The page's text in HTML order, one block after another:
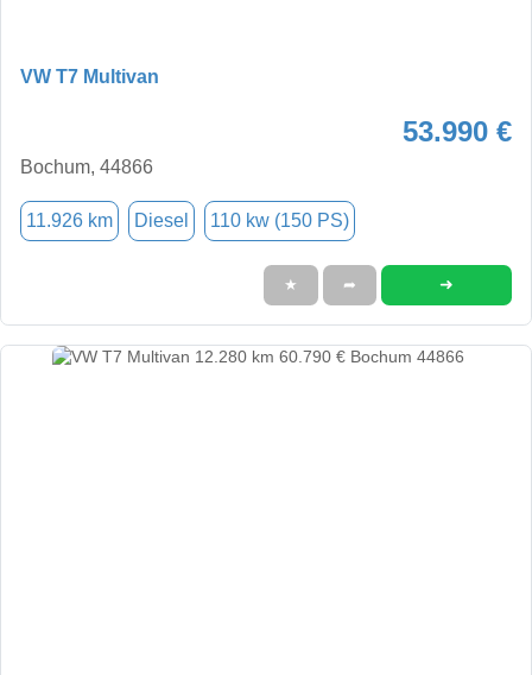
VW T7 Multivan
53.990 €
Bochum, 44866
11.926 km Diesel 110 kw (150 PS)
★ ➦ ➜